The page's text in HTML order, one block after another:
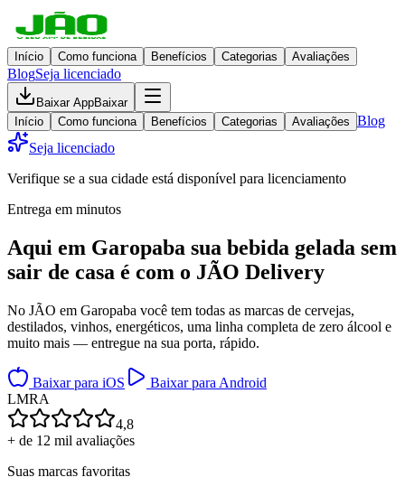
Início Como funciona Benefícios Categorias Avaliações
BlogSeja licenciado
Baixar AppBaixar
Início
Como funciona Benefícios Categorias Avaliações Blog
Seja licenciado
Verifique se a sua cidade está disponível para licenciamento
Entrega em minutos
Aqui em Garopaba sua bebida gelada sem
sair de casa é com o JÃO Delivery
No JÃO em Garopaba você tem todas as marcas de cervejas,
destilados, vinhos, energéticos, uma linha completa de zero álcool e
muito mais — entregue na sua porta, rápido.
Baixar para iOS
Baixar para Android
LMRA
4,8
+ de 12 mil avaliações
Suas marcas favoritas